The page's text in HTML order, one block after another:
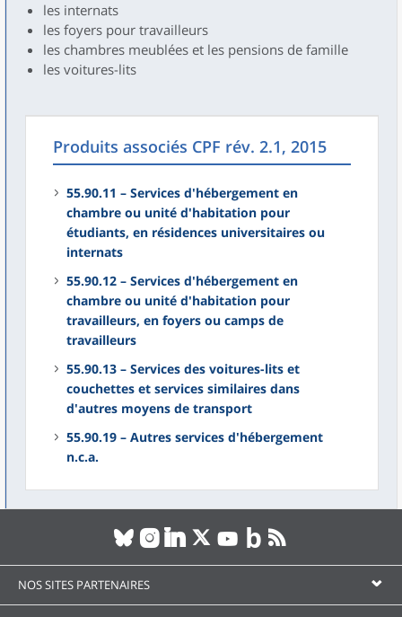
les internats
les foyers pour travailleurs
les chambres meublées et les pensions de famille
les voitures-lits
Produits associés CPF rév. 2.1, 2015
55.90.11 – Services d'hébergement en
chambre ou unité d'habitation pour
étudiants, en résidences universitaires ou
internats
55.90.12 – Services d'hébergement en
chambre ou unité d'habitation pour
travailleurs, en foyers ou camps de
travailleurs
55.90.13 – Services des voitures-lits et
couchettes et services similaires dans
d'autres moyens de transport
55.90.19 – Autres services d'hébergement
n.c.a.
NOS SITES PARTENAIRES